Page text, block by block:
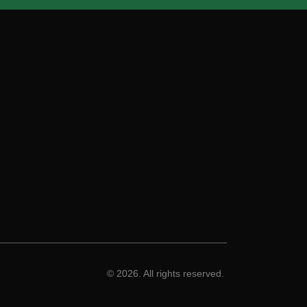
© 2026. All rights reserved.